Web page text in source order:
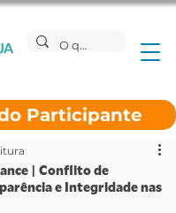
Participante
| Conflito de
e Integridade nas